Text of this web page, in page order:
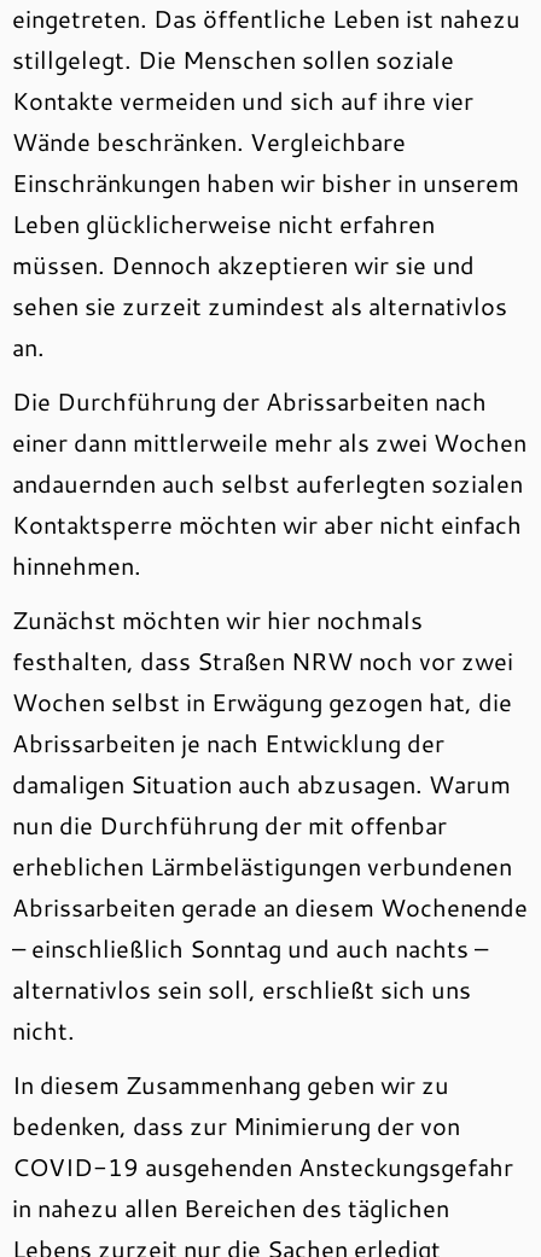
eingetreten. Das öffentliche Leben ist nahezu
stillgelegt. Die Menschen sollen soziale
Kontakte vermeiden und sich auf ihre vier
Wände beschränken. Vergleichbare
Einschränkungen haben wir bisher in unserem
Leben glücklicherweise nicht erfahren
müssen. Dennoch akzeptieren wir sie und
sehen sie zurzeit zumindest als alternativlos
an.
Die Durchführung der Abrissarbeiten nach
einer dann mittlerweile mehr als zwei Wochen
andauernden auch selbst auferlegten sozialen
Kontaktsperre möchten wir aber nicht einfach
hinnehmen.
Zunächst möchten wir hier nochmals
festhalten, dass Straßen NRW noch vor zwei
Wochen selbst in Erwägung gezogen hat, die
Abrissarbeiten je nach Entwicklung der
damaligen Situation auch abzusagen. Warum
nun die Durchführung der mit offenbar
erheblichen Lärmbelästigungen verbundenen
Abrissarbeiten gerade an diesem Wochenende
– einschließlich Sonntag und auch nachts –
alternativlos sein soll, erschließt sich uns
nicht.
In diesem Zusammenhang geben wir zu
bedenken, dass zur Minimierung der von
COVID-19 ausgehenden Ansteckungsgefahr
in nahezu allen Bereichen des täglichen
Lebens zurzeit nur die Sachen erledigt